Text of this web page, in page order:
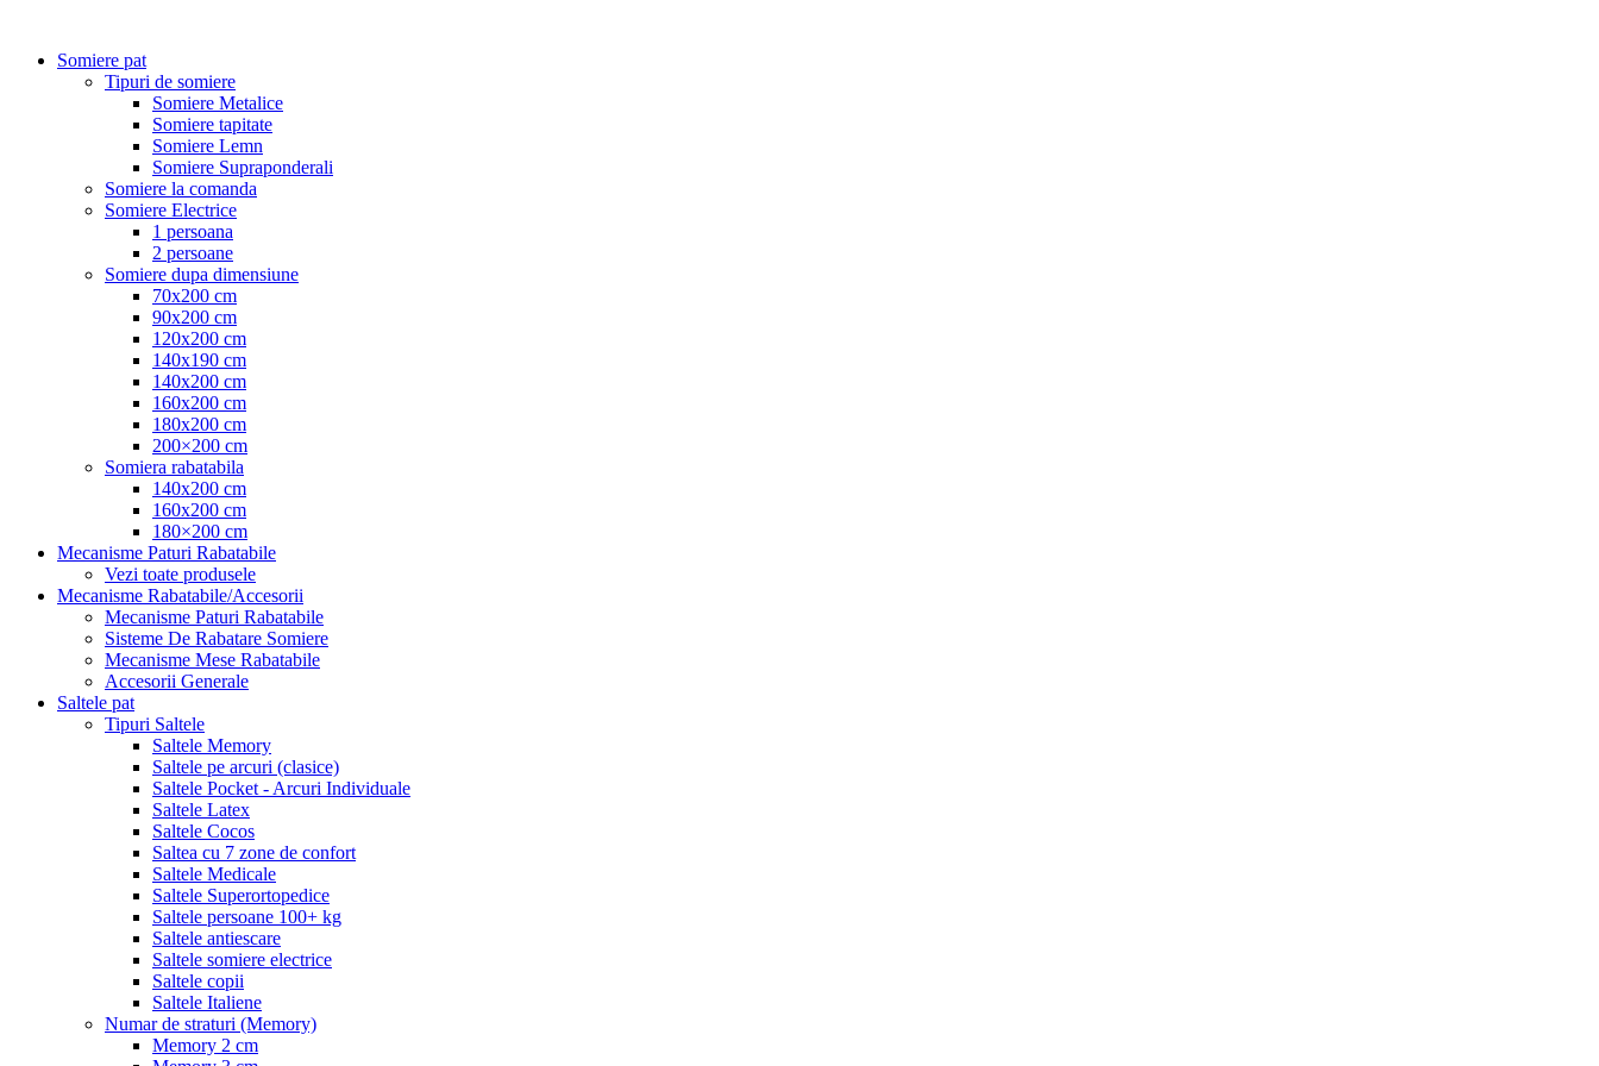
Somiere pat
Tipuri de somiere
Somiere Metalice
Somiere tapitate
Somiere Lemn
Somiere Supraponderali
Somiere la comanda
Somiere Electrice
1 persoana
2 persoane
Somiere dupa dimensiune
70x200 cm
90x200 cm
120x200 cm
140x190 cm
140x200 cm
160x200 cm
180x200 cm
200×200 cm
Somiera rabatabila
140x200 cm
160x200 cm
180×200 cm
Mecanisme Paturi Rabatabile
Vezi toate produsele
Mecanisme Rabatabile/Accesorii
Mecanisme Paturi Rabatabile
Sisteme De Rabatare Somiere
Mecanisme Mese Rabatabile
Accesorii Generale
Saltele pat
Tipuri Saltele
Saltele Memory
Saltele pe arcuri (clasice)
Saltele Pocket - Arcuri Individuale
Saltele Latex
Saltele Cocos
Saltea cu 7 zone de confort
Saltele Medicale
Saltele Superortopedice
Saltele persoane 100+ kg
Saltele antiescare
Saltele somiere electrice
Saltele copii
Saltele Italiene
Numar de straturi (Memory)
Memory 2 cm